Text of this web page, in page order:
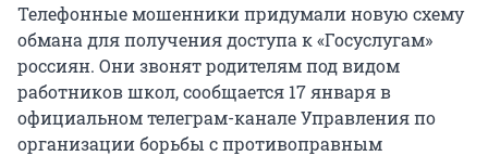
Телефонные мошенники придумали новую схему
обмана для получения доступа к «Госуслугам»
россиян. Они звонят родителям под видом
работников школ, сообщается 17 января в
официальном телеграм-канале Управления по
организации борьбы с противоправным